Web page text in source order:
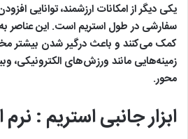
یکی دیگر از امکانات ارزشمند، توانایی
سفارشی در طول استریم است. این
کمک می‌کنند و باعث درگیر شدن بیشتر
زمینه‌هایی مانند ورزش‌های الکترونیکی،
محور.
ابزار جانبی استریم :